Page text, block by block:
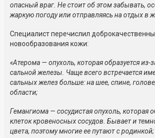
опасный враг. Не стоит об этом забывать,
жаркую погоду или отправляясь на отдых в
Специалист перечислил
новообразования кожи:
«Атерома — опухоль, которая образуетсяиз-
сальной железы. Чаще всего встречается
сальных желез больше: на шее, спине,
области;
Гемангиома — сосудистая опухоль, которая
клеток кровеносных сосудов. Бывает и
цвета, поэтому многие ее путают с родинкой;